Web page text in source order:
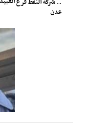
.. شركة النفط فرع
عدن